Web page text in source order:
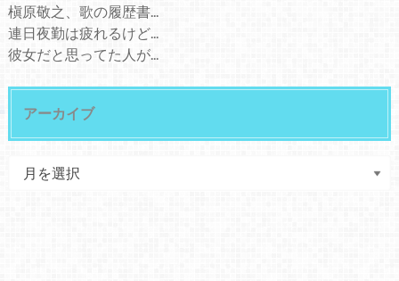
槇原敬之、歌の履歴書...
連日夜勤は疲れるけど...
彼女だと思ってた人が...
アーカイブ